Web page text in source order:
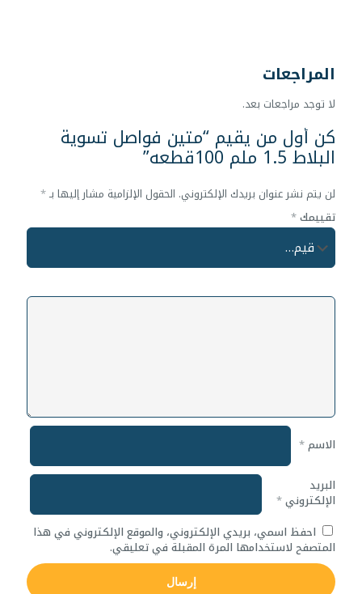
المراجعات
لا توجد مراجعات بعد.
كن أول من يقيم “متين فواصل تسوية
البلاط 1.5 ملم 100قطعه”
لن يتم نشر عنوان بريدك الإلكتروني. الحقول الإلزامية مشار إليها بـ*
تقييمك*
الاسم*
البريد
الإلكتروني*
احفظ اسمي، بريدي الإلكتروني، والموقع الإلكتروني في هذا
المتصفح لاستخدامها المرة المقبلة في تعليقي.